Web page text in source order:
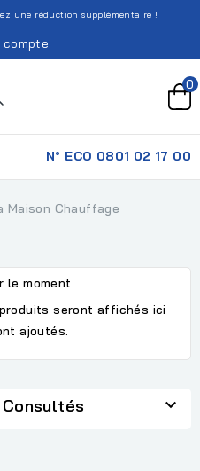
une réduction supplémentaire !
compte
0
N° ECO 0801 02 17 00
Maison Chauffage
le moment
seront affichés ici
ajoutés.
